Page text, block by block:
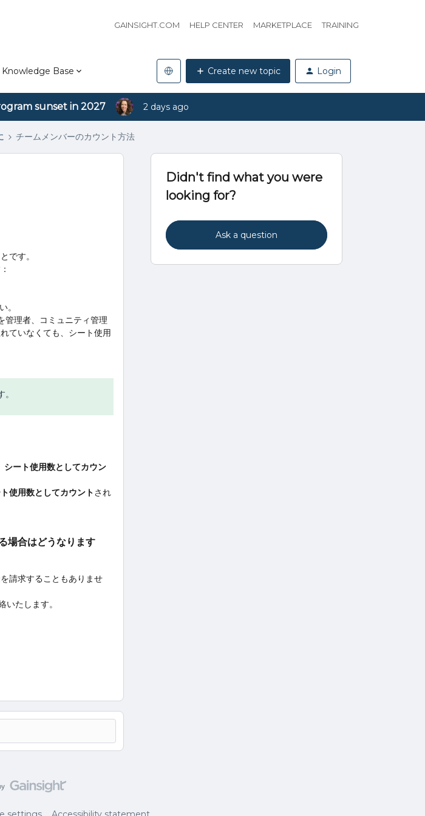
GAINSIGHT.COM HELP CENTER MARKETPLACE TRAINING
Knowledge Base Create new topic Login
sunset in 2027 2 days ago
チームメンバーのカウント方法
です。
。
管理者、コミュニティ管理
ていなくても、シート使用
シート使用数としてカウン
使用数としてカウントされ
場合はどうなります
請求することもありませ
たします。
Didn't find what you were
looking for?
Ask a question